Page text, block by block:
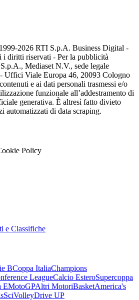
2026 RTI S.p.A. Business Digital -
i diritti riservati - Per la pubblicità
Mediaset N.V., sede legale
Uffici Viale Europa 46, 20093 Cologno
e ai dati personali trasmessi e/o
funzionale all’addestramento di
generativa. È altresì fatto divieto
automatizzati di data scraping.
Policy
e Classifiche
BCoppa ItaliaChampions
LeagueCalcio EsteroSupercoppa
EMotoGPAltri MotoriBasketAmerica's
SciVolleyDrive UP